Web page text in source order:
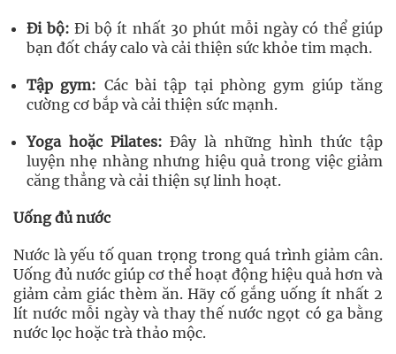
Đi bộ: Đi bộ ít nhất 30 phút mỗi ngày có thể giúp
bạn đốt cháy calo và cải thiện sức khỏe tim mạch.
Tập gym: Các bài tập tại phòng gym giúp tăng
cường cơ bắp và cải thiện sức mạnh.
Yoga hoặc Pilates: Đây là những hình thức tập
luyện nhẹ nhàng nhưng hiệu quả trong việc giảm
căng thẳng và cải thiện sự linh hoạt.
Uống đủ nước
Nước là yếu tố quan trọng trong quá trình giảm cân.
Uống đủ nước giúp cơ thể hoạt động hiệu quả hơn và
giảm cảm giác thèm ăn. Hãy cố gắng uống ít nhất 2
lít nước mỗi ngày và thay thế nước ngọt có ga bằng
nước lọc hoặc trà thảo mộc.